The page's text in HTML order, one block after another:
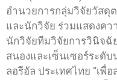
อำนวยการกลุ่มวิจัยวัสดุ
และนักวิจัย ร่วมแสดงคว
นักวิจัยทีมวิจัยการวินิจฉั
สนองและเซ็นเซอร์ระดั
ลอรีอัล ประเทศไทย “เพื่